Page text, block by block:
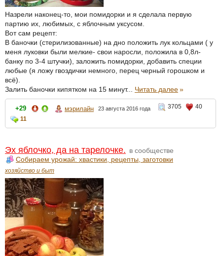
Назрели наконец-то, мои помидорки и я сделала первую
партию их, любимых, с яблочным уксусом.
Вот сам рецепт:
В баночки (стерилизованные) на дно положить лук кольцами ( у
меня луковки были мелкие- свои наросли, положила в 0,8л-
банку по 3-4 штучки), заложить помидорки, добавить специи
любые (я ложу гвоздички немного, перец черный горошком и
всё).
Залить баночки кипятком на 15 минут... Читать далее»
+29 мэрилайн 23 августа 2016 года 3705
40
11
Эх яблочко, да на тарелочке. в сообществе
Собираем урожай: хвастики, рецепты, заготовки
хозяйство и быт